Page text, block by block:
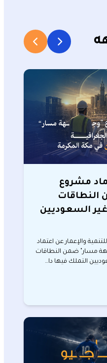
مشروع
السعوديين
والإعمار عن اعتماد
مسار" ضمن النطاقات
التملك فيها دا…